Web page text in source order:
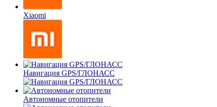
Xiaomi
Навигация GPS/ГЛОНАСС
Автономные отопители